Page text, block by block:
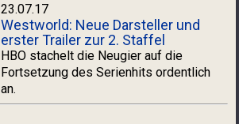
23.07.17
Westworld: Neue Darsteller und
erster Trailer zur 2. Staffel
HBO stachelt die Neugier auf die
Fortsetzung des Serienhits ordentlich
an.